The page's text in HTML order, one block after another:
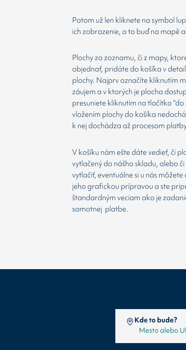
Potom už len kliknete na symbol
ich zobrazenie, a to buď na mapě
Plochy zo zoznamu, či z mapy,
objednať, pridáte do košíka v
plochy. Najprv označíte kliknutím
záujem a v ktorých je plocha
presuniete kliknutím na tlačítko
vložením plochy do košíka
k nej dochádza až procesom
V košíku nám ešte dáte vedieť, či
vytlačený do nášho skladu, alebo
vytlačiť, eventuálne si u nás
jeho grafickou prípravou a ste
štandardným veciam ako je
samotnej platbe.
Kde to bude?